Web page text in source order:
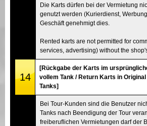
Die Karts dürfen bei der Vermietung
genutzt werden (Kurierdienst,
Geschäft genehmigt dies.
Rented karts are not permitted for
services, advertising) without the
14
[Rückgabe der Karts im
vollem Tank / Return Karts in
Tanks]
Bei Tour-Kunden sind die Benutzer
Tanks nach Beendigung der Tour
freiberuflichen Vermietungen darf der